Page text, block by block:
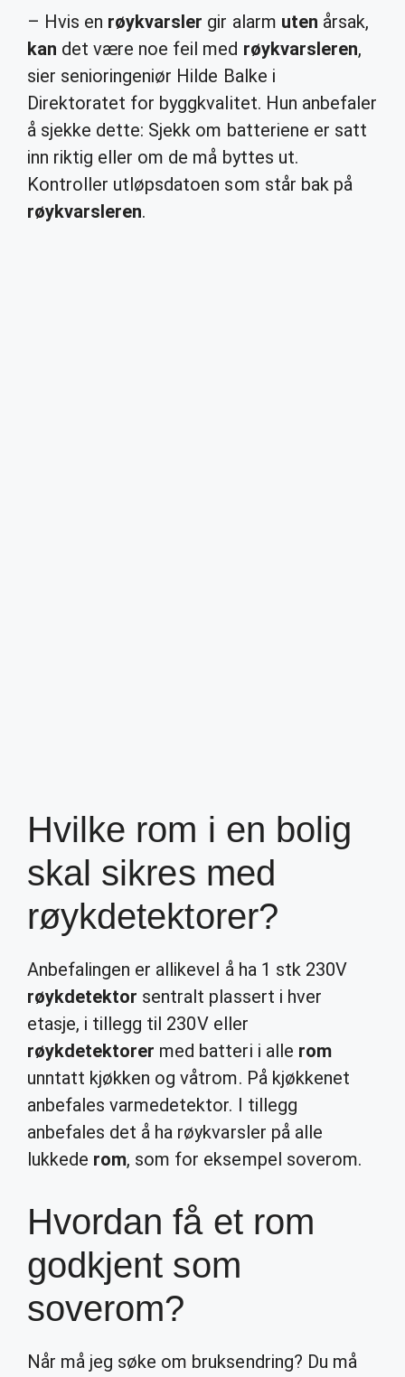
– Hvis en røykvarsler gir alarm uten årsak,
kan det være noe feil med røykvarsleren,
sier senioringeniør Hilde Balke i
Direktoratet for byggkvalitet. Hun anbefaler
å sjekke dette: Sjekk om batteriene er satt
inn riktig eller om de må byttes ut.
Kontroller utløpsdatoen som står bak på
røykvarsleren.
Hvilke rom i en bolig
skal sikres med
røykdetektorer?
Anbefalingen er allikevel å ha 1 stk 230V
røykdetektor sentralt plassert i hver
etasje, i tillegg til 230V eller
røykdetektorer med batteri i alle rom
unntatt kjøkken og våtrom. På kjøkkenet
anbefales varmedetektor. I tillegg
anbefales det å ha røykvarsler på alle
lukkede rom, som for eksempel soverom.
Hvordan få et rom
godkjent som
soverom?
Når må jeg søke om bruksendring? Du må